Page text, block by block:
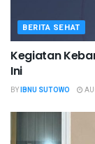
BERITA SEHAT
Kegiatan
Ini
BYIBNU SUTOWO